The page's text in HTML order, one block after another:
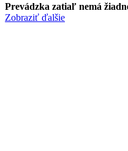
Prevádzka zatiaľ nemá
Zobraziť ďalšie